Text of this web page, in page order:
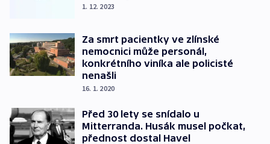
1. 12. 2023
Za smrt pacientky ve zlínské
nemocnici může personál,
konkrétního viníka ale policisté
nenašli
16. 1. 2020
Před 30 lety se snídalo u
Mitterranda. Husák musel počkat,
přednost dostal Havel